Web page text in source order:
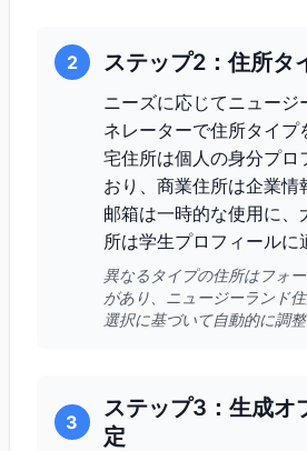
2 ステップ2：住所タ
ニーズに応じてニュージ
ネレーターで住所タイプ
宅住所は個人の身分プロ
おり、商業住所は企業情
邮箱は一時的な使用に、
所は学生プロフィールに
異なるタイプの住所はフォ
があり、ニュージーランド
選択に基づいて自動的に調整
3
ステップ3：生成オ
定